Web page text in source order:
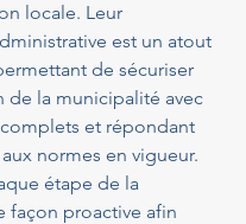
locale. Leur
est un atout
de sécuriser
de la municipalité avec
et répondant
normes en vigueur.
étape de la
façon proactive afin